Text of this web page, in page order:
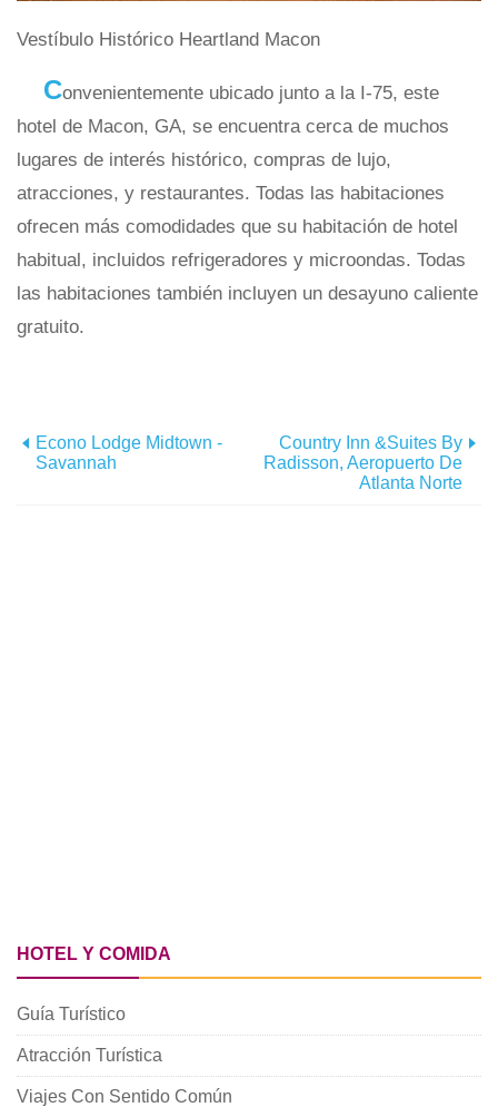
Vestíbulo Histórico Heartland Macon
Convenientemente ubicado junto a la I-75, este
hotel de Macon, GA, se encuentra cerca de muchos
lugares de interés histórico, compras de lujo,
atracciones, y restaurantes. Todas las habitaciones
ofrecen más comodidades que su habitación de hotel
habitual, incluidos refrigeradores y microondas. Todas
las habitaciones también incluyen un desayuno caliente
gratuito.
Econo Lodge Midtown -
Savannah
Country Inn &Suites By
Radisson, Aeropuerto De
Atlanta Norte
HOTEL Y COMIDA
Guía Turístico
Atracción Turística
Viajes Con Sentido Común